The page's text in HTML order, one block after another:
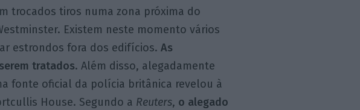
trocados tiros numa zona próxima do
Existem neste momento vários
estrondos fora dos edifícios. As
tratados. Além disso, alegadamente
fonte oficial da polícia britânica revelou à
House. Segundo a Reuters, o alegado